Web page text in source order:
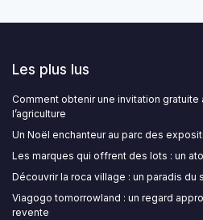
Les plus lus
Comment obtenir une invitation gratuite
l’agriculture
Un Noël enchanteur au parc des
Les marques qui offrent des lots : un
Découvrir la roca village : un paradis
Viagogo tomorrowland : un regard
revente